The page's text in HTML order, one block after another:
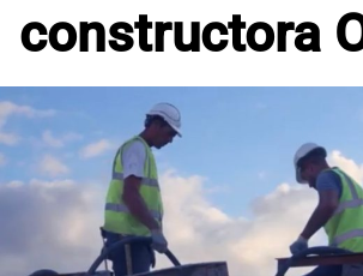
constructora